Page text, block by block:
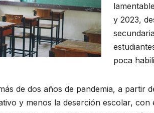
y 2023,
poca
de dos años de pandemia, a
y menos la deserción escolar,